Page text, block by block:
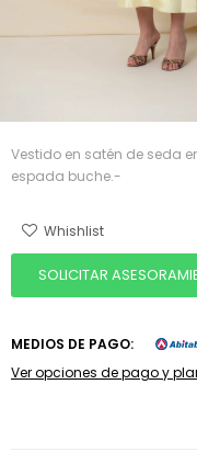
Vestido en satén de seda
espada buche.-
SOLICITAR
MEDIOS DE PAGO:
Ver opciones de pago y